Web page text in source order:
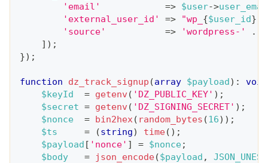
'email'
=> $user->
'external_user_id'
=> "wp_ {$user_id}
'source'
=> 'wordpress-' .
] ) ;
}) ;
function dz_track_signup (array $payload) :
void
$keyId
= getenv ( 'DZ_PUBLIC_KEY' ) ;
$secret = getenv ( 'DZ_SIGNING_SECRET' ) ;
$nonce
= bin2hex ( random_bytes (16) ) ;
$ts
= (string) time( ) ;
$payload [ 'nonce' ] = $nonce;
$body
= json_encode($payload ,